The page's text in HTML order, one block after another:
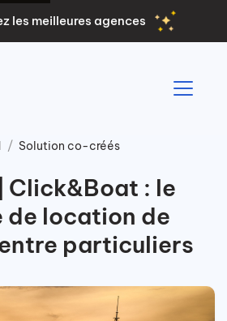
les meilleures agences
Solution co-créés
Click&Boat : le
de location de
particuliers